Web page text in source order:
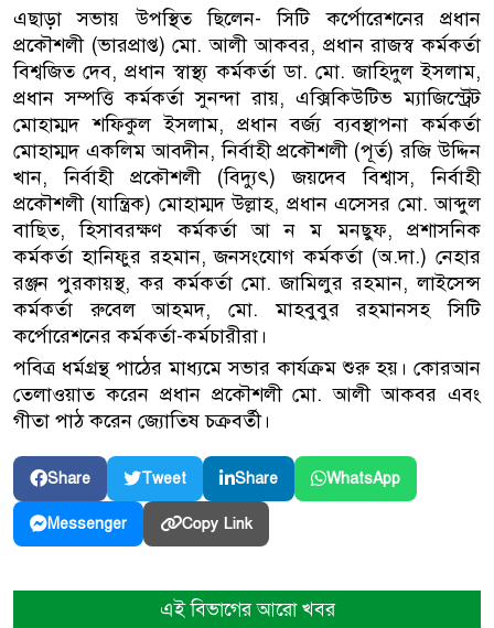
এছাড়া সভায় উপস্থিত ছিলেন- সিটি কর্পোরেশনের প্রধান
প্রকৌশলী (ভারপ্রাপ্ত) মো. আলী আকবর, প্রধান রাজস্ব কর্মকর্তা
বিশ্বজিত দেব, প্রধান স্বাস্থ্য কর্মকর্তা ডা. মো. জাহিদুল ইসলাম,
প্রধান সম্পত্তি কর্মকর্তা সুনন্দা রায়, এক্সিকিউটিভ ম্যাজিস্ট্রেট
মোহাম্মদ শফিকুল ইসলাম, প্রধান বর্জ্য ব্যবস্থাপনা কর্মকর্তা
মোহাম্মদ একলিম আবদীন, নির্বাহী প্রকৌশলী (পূর্ত) রজি উদ্দিন
খান, নির্বাহী প্রকৌশলী (বিদ্যুৎ) জয়দেব বিশ্বাস, নির্বাহী
প্রকৌশলী (যান্ত্রিক) মোহাম্মদ উল্লাহ, প্রধান এসেসর মো. আব্দুল
বাছিত, হিসাবরক্ষণ কর্মকর্তা আ ন ম মনছুফ, প্রশাসনিক
কর্মকর্তা হানিফুর রহমান, জনসংযোগ কর্মকর্তা (অ.দা.) নেহার
রঞ্জন পুরকায়স্থ, কর কর্মকর্তা মো. জামিলুর রহমান, লাইসেন্স
কর্মকর্তা রুবেল আহমদ, মো. মাহবুবুর রহমানসহ সিটি
কর্পোরেশনের কর্মকর্তা-কর্মচারীরা।
পবিত্র ধর্মগ্রন্থ পাঠের মাধ্যমে সভার কার্যক্রম শুরু হয়। কোরআন
তেলাওয়াত করেন প্রধান প্রকৌশলী মো. আলী আকবর এবং
গীতা পাঠ করেন জ্যোতিষ চক্রবর্তী।
Share Tweet Share WhatsApp
Messenger Copy Link
এই বিভাগের আরো খবর